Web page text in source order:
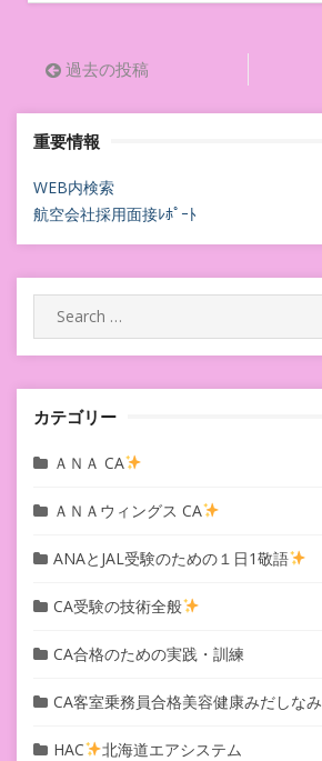
投
稿
ナ
ビ
ゲ
ー
シ
ョ
ン
過去の投稿
重要情報
WEB内検索
航空会社採用面接ﾚﾎﾟｰﾄ
Search
for:
カテゴリー
ＡＮＡ CA
ＡＮＡウィングス CA
ANAとJAL受験のための１日1敬語
CA受験の技術全般
CA合格のための実践・訓練
CA客室乗務員合格美容健康みだしなみ
HAC 北海道エアシステム